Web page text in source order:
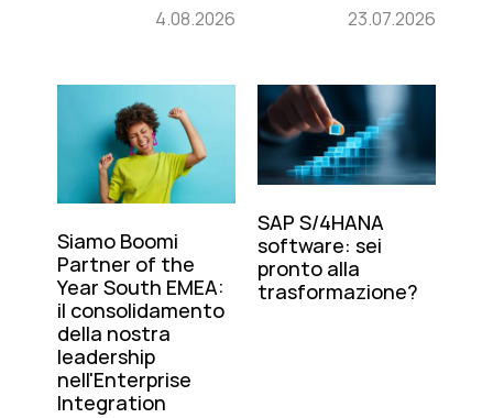
4.08.2026 23.07.2026
Siamo Boomi
Partner of the
Year South EMEA:
il consolidamento
della nostra
leadership
nell'Enterprise
Integration
SAP S/4HANA
software: sei
pronto alla
trasformazione?